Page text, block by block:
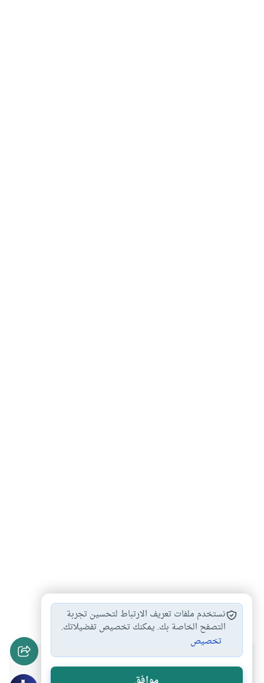
التفقه # التدين الظاهر #التطبيق
هل انتفعت بهذا المحتوى؟
نستخدم ملفات تعريف الارتباط لتحسين تجربة
التصفح الخاصة بك. يمكنك تخصيص تفضيلاتك.
تخصيص